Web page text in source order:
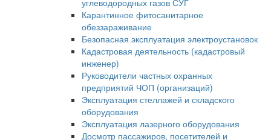
углеводородных газов СУГ
Карантинное фитосанитарное
обеззараживание
Безопасная эксплуатация электроустановок
Кадастровая деятельность (кадастровый
инженер)
Руководители частных охранных
предприятий ЧОП (организаций)
Эксплуатация стеллажей и складского
оборудования
Эксплуатация лазерного оборудования
Досмотр пассажиров, посетителей и